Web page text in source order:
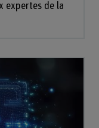
expertes de la